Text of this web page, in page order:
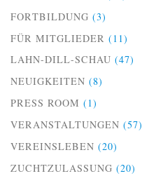
FORTBILDUNG (3)
FÜR MITGLIEDER (11)
LAHN-DILL-SCHAU (47)
NEUIGKEITEN (8)
PRESS ROOM (1)
VERANSTALTUNGEN (57)
VEREINSLEBEN (20)
ZUCHTZULASSUNG (20)